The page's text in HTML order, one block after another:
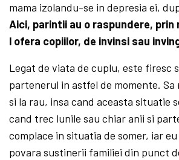
mama izolandu-se in depresia ei,
Aici, parintii au o raspundere, prin
l ofera copiilor, de invinsi sau
Legat de viata de cuplu, este firesc
partenerul in astfel de momente. Sa
si la rau, insa cand aceasta situatie
cand trec lunile sau chiar anii si
complace in situatia de somer, iar
povara sustinerii familiei din punct